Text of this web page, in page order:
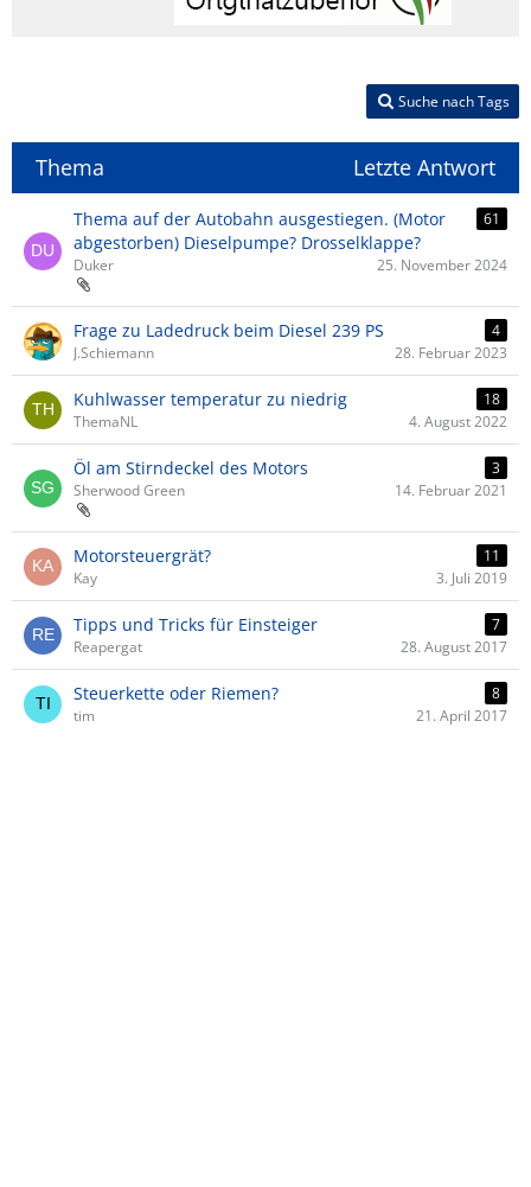
Suche nach Tags
Thema Letzte Antwort
Thema auf der Autobahn ausgestiegen. (Motor
abgestorben) Dieselpumpe? Drosselklappe?
61
Duker 25. November 2024
Frage zu Ladedruck beim Diesel 239 PS
4
J.Schiemann
28. Februar 2023
Kuhlwasser temperatur zu niedrig
18
ThemaNL
4. August 2022
Öl am Stirndeckel des Motors
3
Sherwood Green
14. Februar 2021
Motorsteuergrät?
11
Kay
3. Juli 2019
Tipps und Tricks für Einsteiger
7
Reapergat
28. August 2017
Steuerkette oder Riemen?
8
tim
21. April 2017